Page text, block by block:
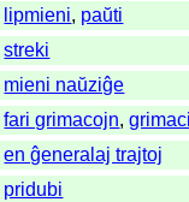
lipmieni, paŭti
streki
mieni naŭziĝe
fari grimacojn,
en ĝeneralaj trajtoj
pridubi